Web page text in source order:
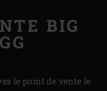
BIG
le point de vente le